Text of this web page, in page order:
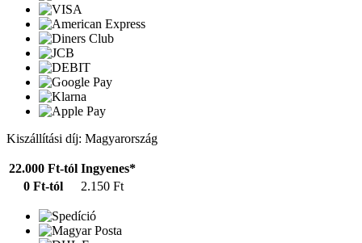
Kiszállítási díj: Magyarország
22.000 Ft-tól Ingyenes*
0 Ft-tól
2.150 Ft